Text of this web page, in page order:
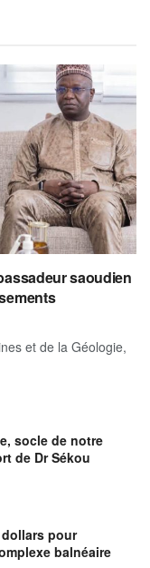
saoudien
et de la Géologie,
socle de notre
de Dr Sékou
pour
balnéaire